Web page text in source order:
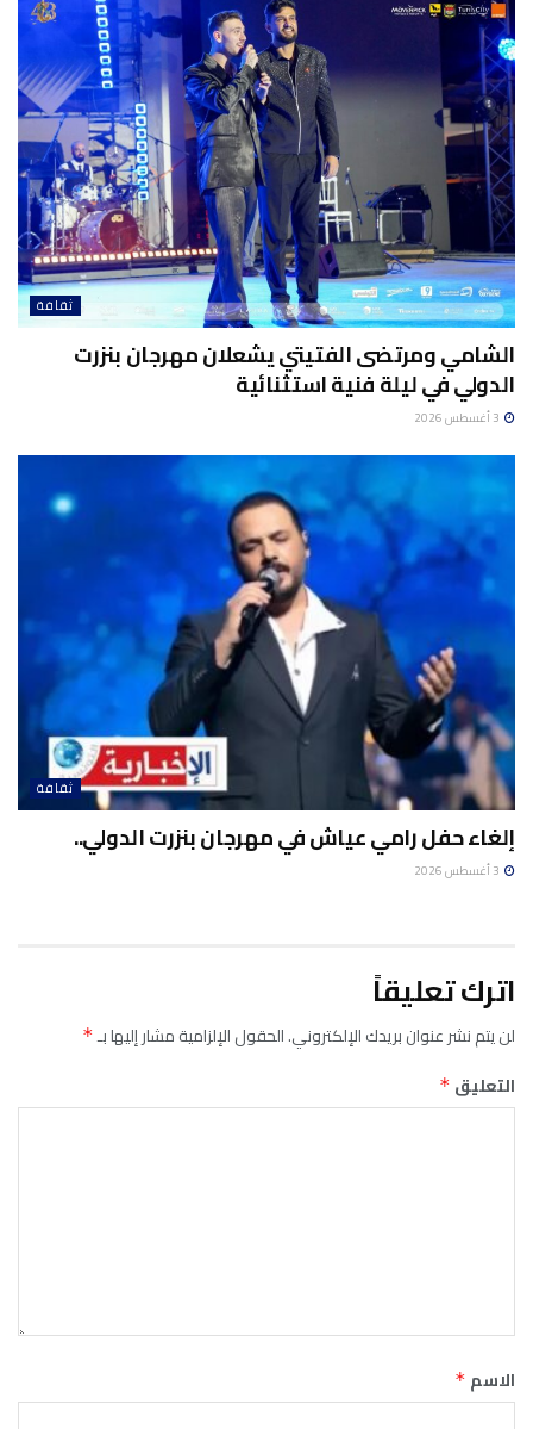
ثقافة
الشامي ومرتضى الفتيتي يشعلان مهرجان بنزرت
الدولي في ليلة فنية استثنائية
ثقافة
إلغاء حفل رامي عياش في مهرجان بنزرت الدولي..
اترك تعليقاً
لن يتم نشر عنوان بريدك الإلكتروني.الحقول الإلزامية مشار إليها بـ*
التعليق *
الاسم *